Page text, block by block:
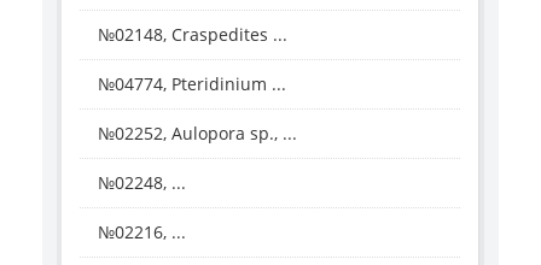
№02148, Craspedites ...
№04774, Pteridinium ...
№02252, Aulopora sp., ...
№02248, ...
№02216, ...